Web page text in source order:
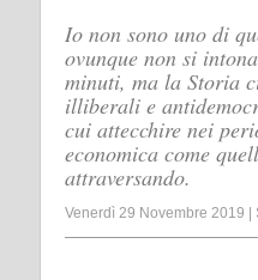
Io non sono uno di
ovunque non si
minuti, ma la Storia
illiberali e
cui attecchire nei
economica come
attraversando.
Venerdì 29 Novembre 2019